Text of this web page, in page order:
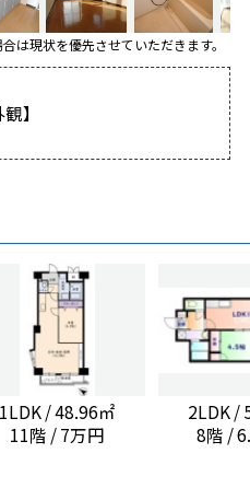
は現状を優先させていただきます。
観】
1LDK / 48.96㎡
11階 / 7万円
2LDK /
8階 /